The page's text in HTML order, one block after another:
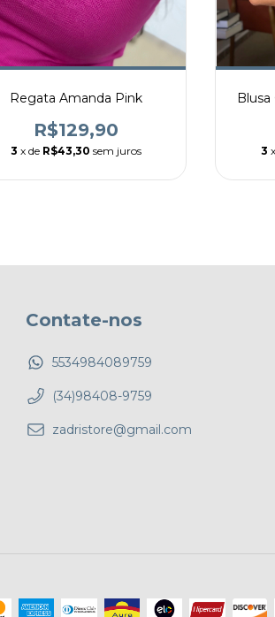
Regata Amanda Pink
R$129,90
3 x de R$43,30 sem juros
Blusa
3
Contate-nos
5534984089759
(34)98408-9759
zadristore@gmail.com